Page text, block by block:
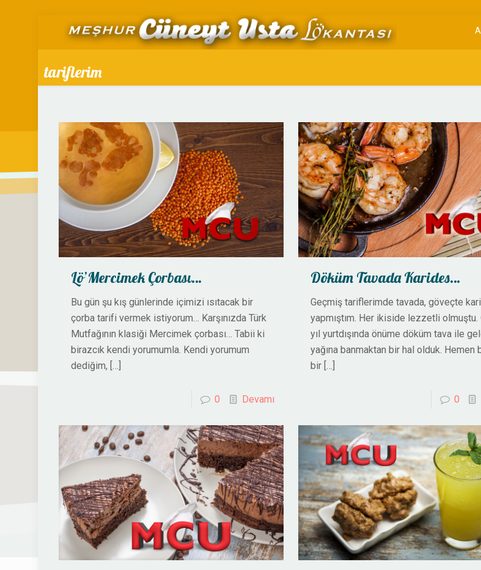
tariflerim
Lö’Mercimek Çorbası…
Bu gün şu kış günlerinde içimizi ısıtacak bir
çorba tarifi vermek istiyorum… Karşınızda Türk
Mutfağının klasiği Mercimek çorbası… Tabii ki
birazcık kendi yorumumla. Kendi yorumum
dediğim, […]
0 Devamı
Döküm Tavada Karides…
Geçmiş tariflerimde tavada, göveçte
yapmıştım. Her ikiside lezzetli olmuştu.
yıl yurtdışında önüme döküm tava ile
yağına banmaktan bir hal olduk. Hemen
bir[…]
0